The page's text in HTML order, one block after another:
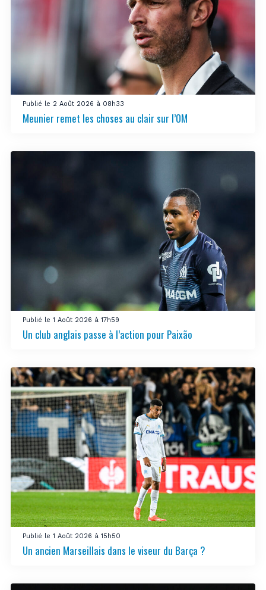
Publié le 2 Août 2026 à 08h33
Meunier remet les choses au clair sur l’OM
Publié le 1 Août 2026 à 17h59
Un club anglais passe à l’action pour Paixão
Publié le 1 Août 2026 à 15h50
Un ancien Marseillais dans le viseur du Barça ?